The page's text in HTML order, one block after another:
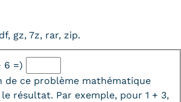
gz, 7z, rar, zip.
6 =)
de ce problème mathématique
résultat. Par exemple, pour 1 + 3,